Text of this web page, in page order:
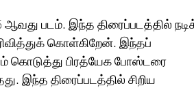
ஆவது படம். இந்த திரைப்படத்தில்
கொள்கிறேன். இந்தப்
கொடுத்து பிரத்யேக போஸ்டரை
இந்த திரைப்படத்தில் சிறிய